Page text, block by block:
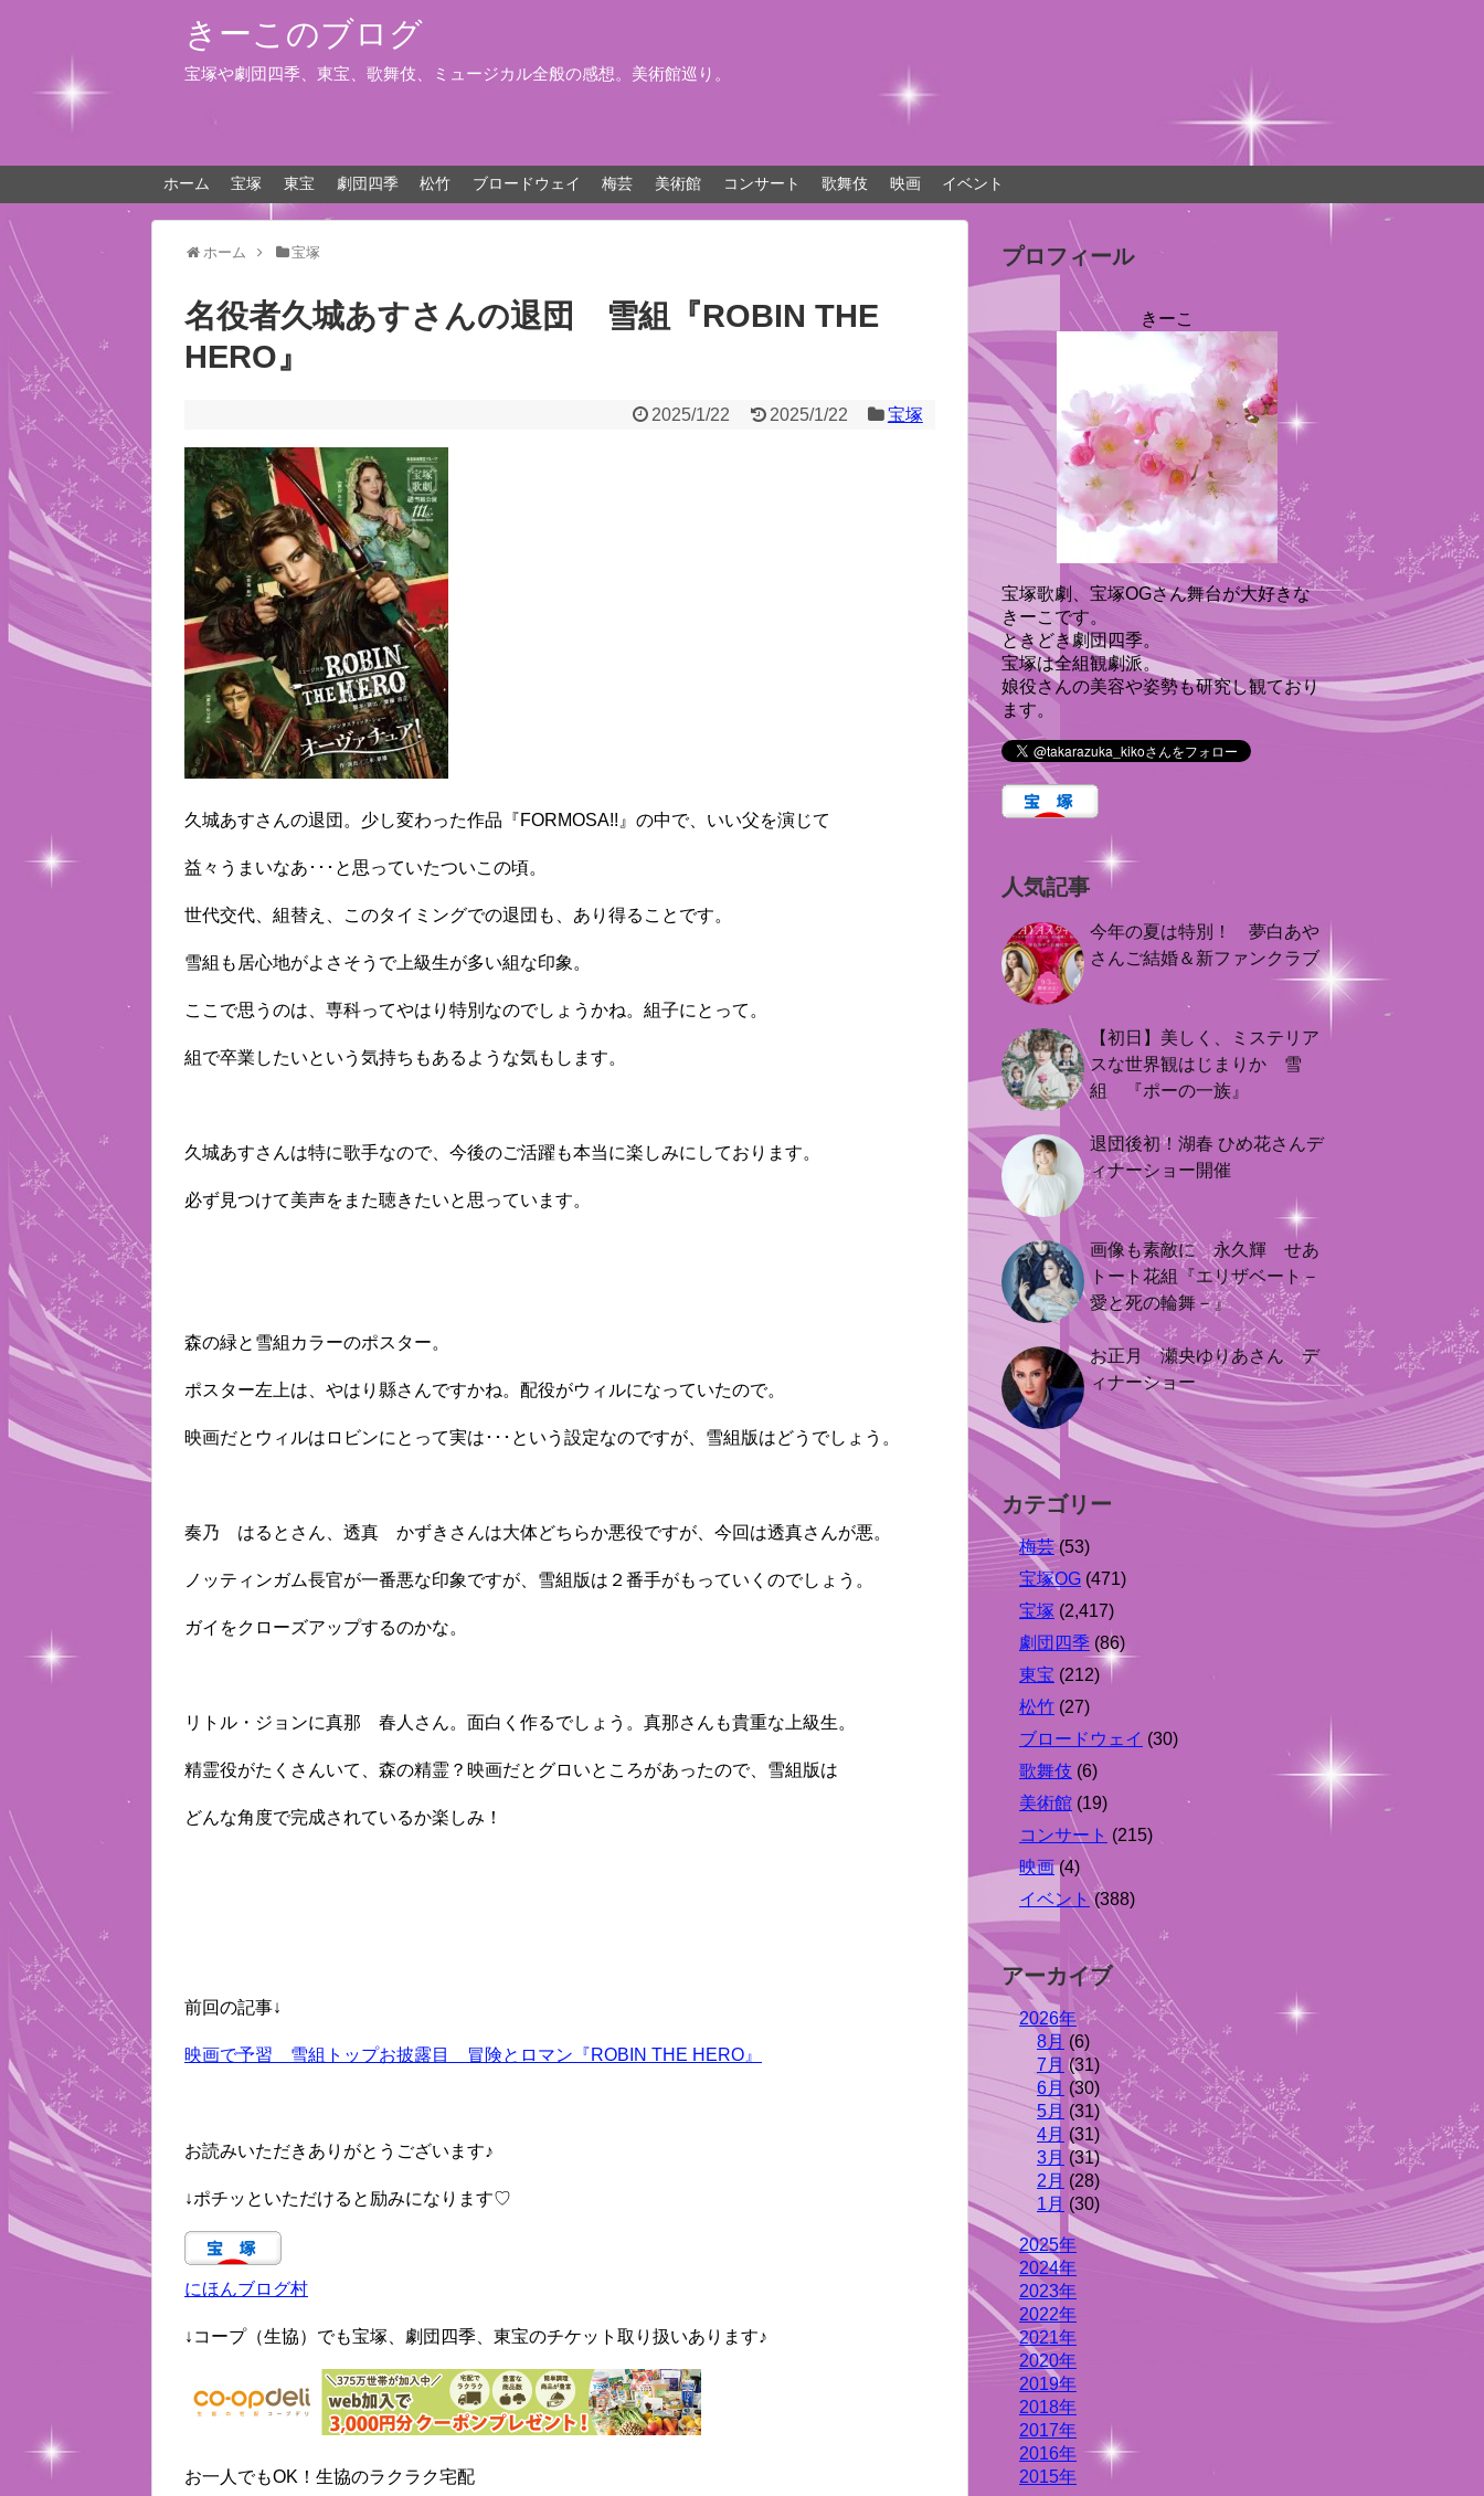
きーこのブログ
宝塚や劇団四季、東宝、歌舞伎、ミュージカル全般の感想。美術館巡り。
ホーム 宝塚 東宝 劇団四季 松竹 ブロードウェイ 梅芸 美術館 コンサート 歌舞伎 映画 イベント
ホーム 宝塚
名役者久城あすさんの退団 雪組『ROBIN THE
HERO』
2025/1/22 2025/1/22 宝塚
久城あすさんの退団。少し変わった作品『FORMOSA!!』の中で、いい父を演じて
益々うまいなあ･･･と思っていたついこの頃。
世代交代、組替え、このタイミングでの退団も、あり得ることです。
雪組も居心地がよさそうで上級生が多い組な印象。
ここで思うのは、専科ってやはり特別なのでしょうかね。組子にとって。
組で卒業したいという気持ちもあるような気もします。
久城あすさんは特に歌手なので、今後のご活躍も本当に楽しみにしております。
必ず見つけて美声をまた聴きたいと思っています。
森の緑と雪組カラーのポスター。
ポスター左上は、やはり縣さんですかね。配役がウィルになっていたので。
映画だとウィルはロビンにとって実は･･･という設定なのですが、雪組版はどうでしょう。
奏乃 はるとさん、透真 かずきさんは大体どちらか悪役ですが、今回は透真さんが悪。
ノッティンガム長官が一番悪な印象ですが、雪組版は２番手がもっていくのでしょう。
ガイをクローズアップするのかな。
リトル・ジョンに真那 春人さん。面白く作るでしょう。真那さんも貴重な上級生。
精霊役がたくさんいて、森の精霊？映画だとグロいところがあったので、雪組版は
どんな角度で完成されているか楽しみ！
前回の記事↓
映画で予習 雪組トップお披露目 冒険とロマン『ROBIN THE HERO』
お読みいただきありがとうございます♪
↓ポチッといただけると励みになります♡
にほんブログ村
↓コープ（生協）でも宝塚、劇団四季、東宝のチケット取り扱いあります♪
お一人でもOK！生協のラクラク宅配
プロフィール
きーこ
宝塚歌劇、宝塚OGさん舞台が大好きな
きーこです。
ときどき劇団四季。
宝塚は全組観劇派。
娘役さんの美容や姿勢も研究し観ており
ます。
人気記事
今年の夏は特別！ 夢白あや
さんご結婚＆新ファンクラブ
【初日】美しく、ミステリア
スな世界観はじまりか 雪
組 『ポーの一族』
退団後初！湖春 ひめ花さんデ
ィナーショー開催
画像も素敵に 永久輝 せあ
トート花組『エリザベート－
愛と死の輪舞－』
お正月 瀬央ゆりあさん デ
ィナーショー
カテゴリー
梅芸(53)
宝塚OG (471)
宝塚 (2,417)
劇団四季 (86)
東宝 (212)
松竹 (27)
ブロードウェイ (30)
歌舞伎 (6)
美術館 (19)
コンサート (215)
映画(4)
イベント(388)
アーカイブ
2026年
8月 (6)
7月 (31)
6月 (30)
5月 (31)
4月 (31)
3月 (31)
2月 (28)
1月 (30)
2025年
2024年
2023年
2022年
2021年
2020年
2019年
2018年
2017年
2016年
2015年